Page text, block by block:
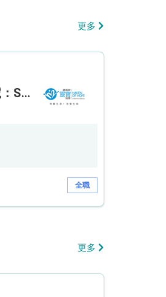
更多
高級技工/技工 (編號：SSO/FM/A/CTE)
全職
更多